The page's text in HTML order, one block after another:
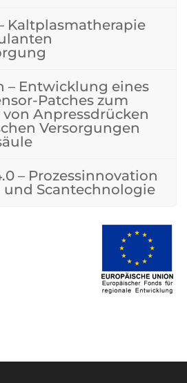
Kaltplasmatherapie
– Entwicklung eines
Patches zum
Anpressdrücken
Versorgungen
– Prozessinnovation
und Scantechnologie